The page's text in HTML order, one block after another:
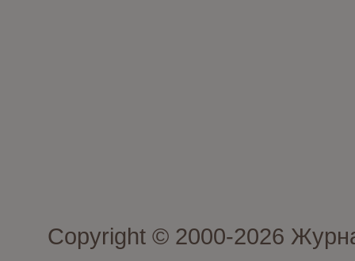
Copyright © 2000-2026